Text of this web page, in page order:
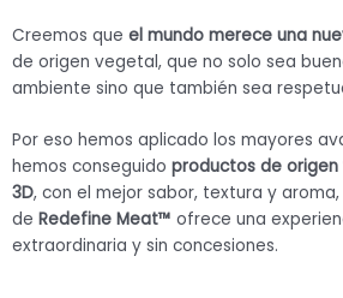
Creemos que el mundo merece una
de origen vegetal, que no solo sea
ambiente sino que también sea
Por eso hemos aplicado los mayores
hemos conseguido productos de
3D, con el mejor sabor, textura y
de Redefine Meat™️ ofrece una
extraordinaria y sin concesiones.